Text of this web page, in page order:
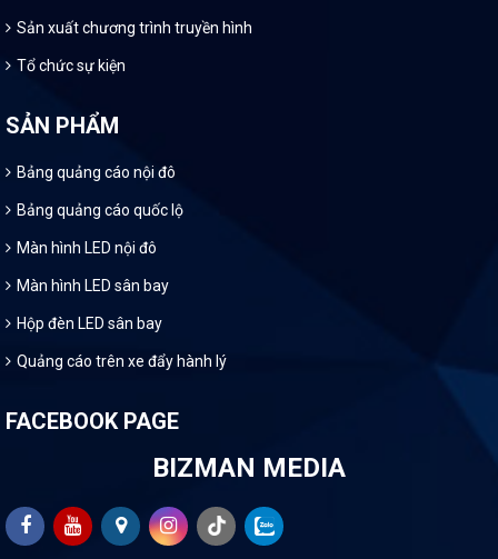
Sản xuất chương trình truyền hình
Tổ chức sự kiện
SẢN PHẨM
Bảng quảng cáo nội đô
Bảng quảng cáo quốc lộ
Màn hình LED nội đô
Màn hình LED sân bay
Hộp đèn LED sân bay
Quảng cáo trên xe đẩy hành lý
FACEBOOK PAGE
BIZMAN MEDIA